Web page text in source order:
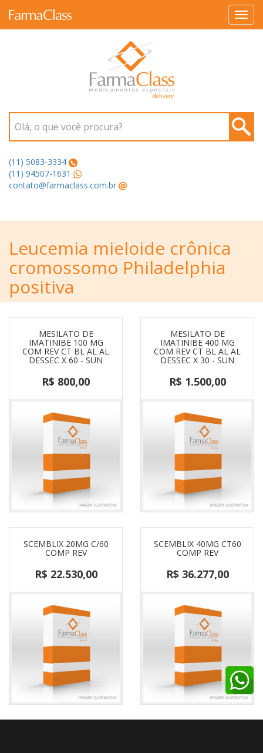
Olá, o que você procura?
(11) 5083-3334
(11) 94507-1631
contato@farmaclass.com.br
Leucemia mieloide crônica
cromossomo Philadelphia
positiva
MESILATO DE
IMATINIBE 100 MG
COM REV CT BL AL AL
DESSEC X 60 - SUN
R$ 800,00
MESILATO DE
IMATINIBE 400 MG
COM REV CT BL AL AL
DESSEC X 30 - SUN
R$ 1.500,00
SCEMBLIX 20MG C/60
COMP REV
R$ 22.530,00
SCEMBLIX 40MG CT60
COMP REV
R$ 36.277,00